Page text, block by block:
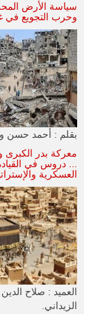
سياسة الأرض
وحرب التجويع في
بقلم : أحمد حسن
معركة بدر الكبرى
... دروس في
العسكرية
العميد : صلاح الدين
الزيداني.